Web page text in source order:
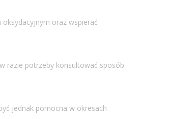
oraz wspierać
razie potrzeby konsultować sposób
jednak pomocna w okresach